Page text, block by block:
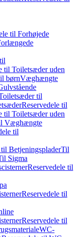
til Forhøjede
til Toiletsæder uden
børnVæghængte
til
Reservedele til
til Toiletsæder uden
Væghængte
til
BetjeningspladerTil
Sigma
Reservedele til
Reservedele til
Reservedele til
WC-